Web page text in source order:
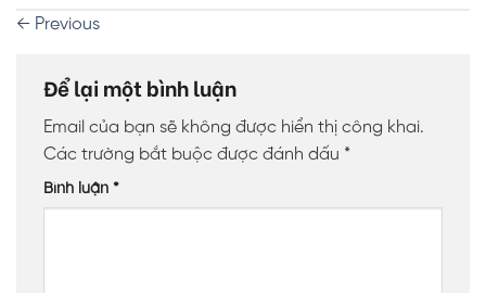
← Previous
Để lại một bình luận
Email của bạn sẽ không được hiển thị công khai.
Các trường bắt buộc được đánh dấu *
Bình luận *